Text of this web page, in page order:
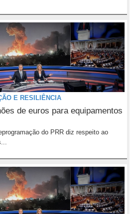
E RESILIÊNCIA
de euros para equipamentos
do PRR diz respeito ao